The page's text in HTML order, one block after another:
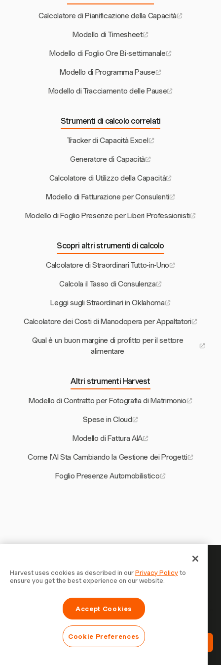
Calcolatore di Pianificazione della Capacità
Modello di Timesheet
Modello di Foglio Ore Bi-settimanale
Modello di Programma Pause
Modello di Tracciamento delle Pause
Strumenti di calcolo correlati
Tracker di Capacità Excel
Generatore di Capacità
Calcolatore di Utilizzo della Capacità
Modello di Fatturazione per Consulenti
Modello di Foglio Presenze per Liberi Professionisti
Scopri altri strumenti di calcolo
Calcolatore di Straordinari Tutto-in-Uno
Calcola il Tasso di Consulenza
Leggi sugli Straordinari in Oklahoma
Calcolatore dei Costi di Manodopera per Appaltatori
Qual è un buon margine di profitto per il settore
alimentare
Altri strumenti Harvest
Modello di Contratto per Fotografia di Matrimonio
Spese in Cloud
Modello di Fattura AIA
Come l'AI Sta Cambiando la Gestione dei Progetti
Foglio Presenze Automobilistico
Il tuo tempo merita di essere
tracciato — inizia ora
Unisciti a oltre 70.000 aziende che monitorano il tempo,
fatturano i clienti e vengono pagate più velocemente con
Prova Harvest Gratis
Harvest uses cookies as described in ourPrivacy Policyto
ensure you get the best experience on our website.
Accept Cookies
Cookie Preferences